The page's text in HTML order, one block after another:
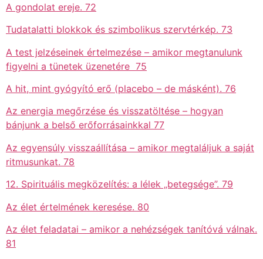
A gondolat ereje. 72
Tudatalatti blokkok és szimbolikus szervtérkép. 73
A test jelzéseinek értelmezése – amikor megtanulunk
figyelni a tünetek üzenetére 75
A hit, mint gyógyító erő (placebo – de másként). 76
Az energia megőrzése és visszatöltése – hogyan
bánjunk a belső erőforrásainkkal 77
Az egyensúly visszaállítása – amikor megtaláljuk a saját
ritmusunkat. 78
12. Spirituális megközelítés: a lélek „betegsége”. 79
Az élet értelmének keresése. 80
Az élet feladatai – amikor a nehézségek tanítóvá válnak.
81